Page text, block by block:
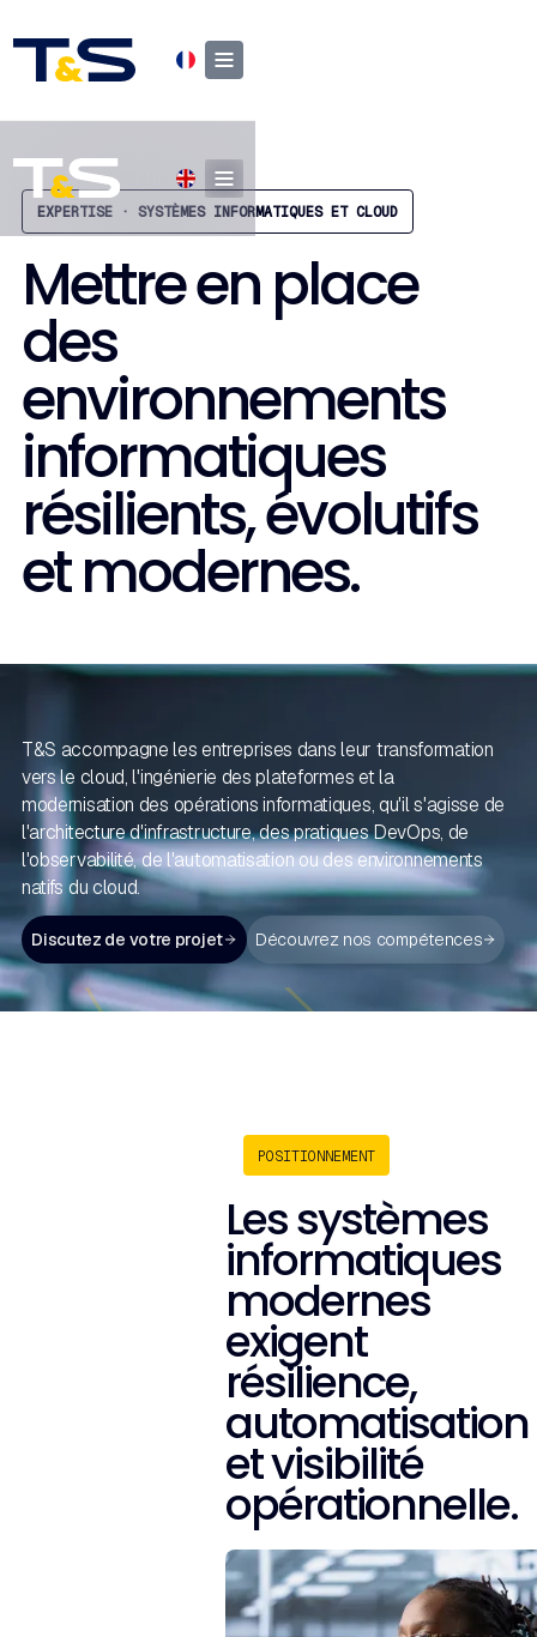
EXPERTISE · SYSTÈMES INFORMATIQUES ET CLOUD
Mettre en place
des
environnements
informatiques
résilients, évolutifs
et modernes.
T&S accompagne les entreprises dans leur transformation
vers le cloud, l'ingénierie des plateformes et la
modernisation des opérations informatiques, qu'il s'agisse de
l'architecture d'infrastructure, des pratiques DevOps, de
l'observabilité, de l'automatisation ou des environnements
natifs du cloud.
Discutez de votre projet Découvrez nos compétences
POSITIONNEMENT
Les systèmes
informatiques
modernes
exigent
résilience,
automatisation
et visibilité
opérationnelle.